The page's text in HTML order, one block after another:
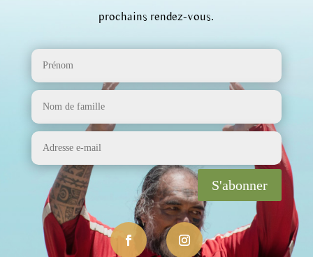
prochains rendez-vous.
S'abonner